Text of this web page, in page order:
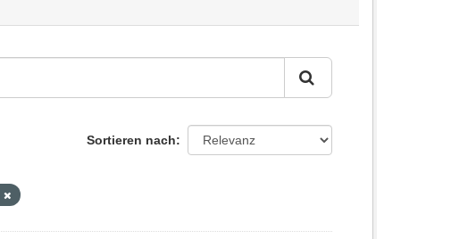
Sortieren nach